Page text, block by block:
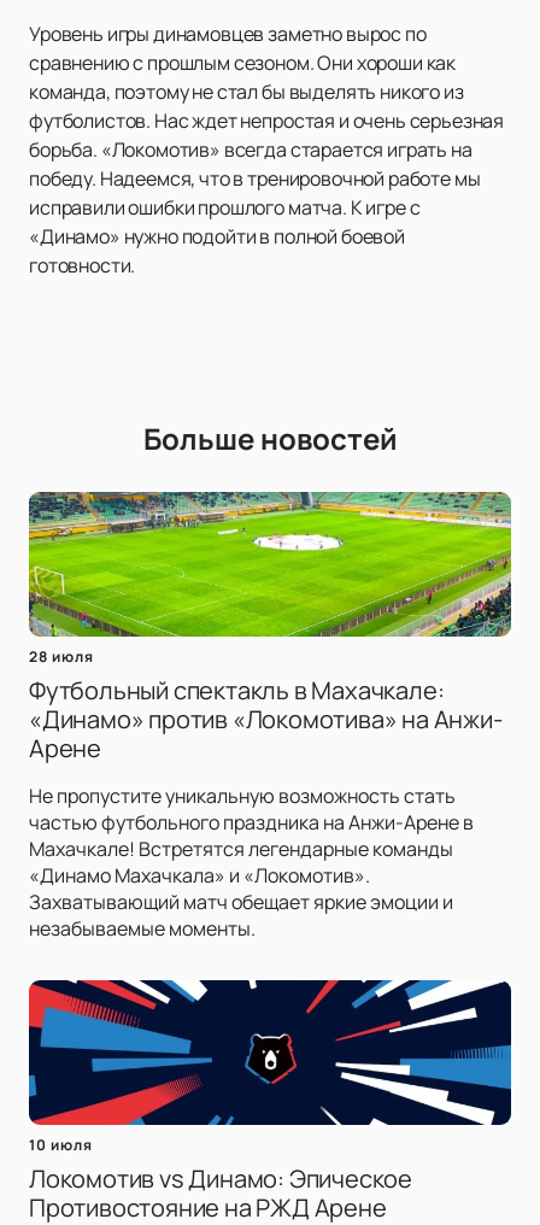
Уровень игры динамовцев заметно вырос по
сравнению с прошлым сезоном. Они хороши как
команда, поэтому не стал бы выделять никого из
футболистов. Нас ждет непростая и очень серьезная
борьба. «Локомотив» всегда старается играть на
победу. Надеемся, что в тренировочной работе мы
исправили ошибки прошлого матча. К игре с
«Динамо» нужно подойти в полной боевой
готовности.
Больше новостей
28 июля
Футбольный спектакль в Махачкале:
«Динамо» против «Локомотива» на Анжи-
Арене
Не пропустите уникальную возможность стать
частью футбольного праздника на Анжи-Арене в
Махачкале! Встретятся легендарные команды
«Динамо Махачкала» и «Локомотив».
Захватывающий матч обещает яркие эмоции и
незабываемые моменты.
10 июля
Локомотив vs Динамо: Эпическое
Противостояние на РЖД Арене